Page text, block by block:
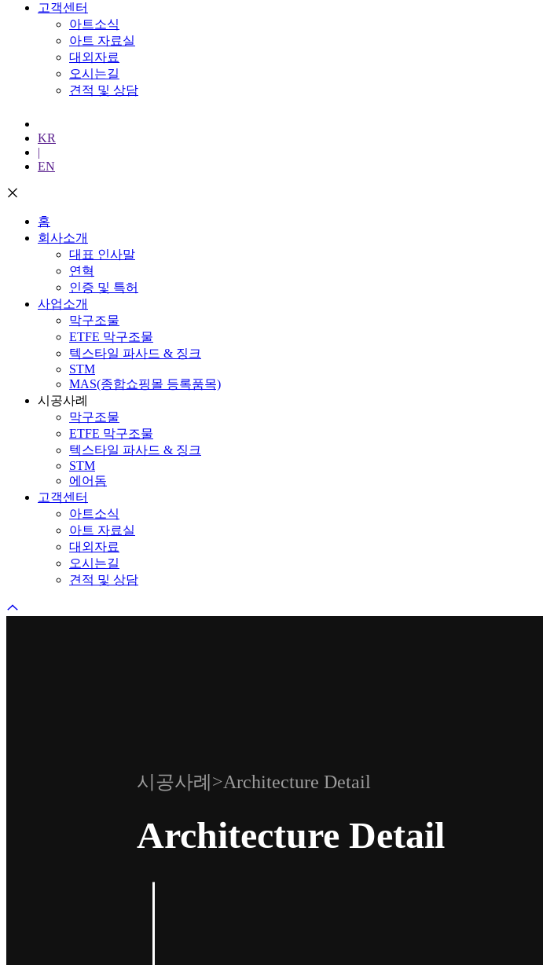
고객센터
아트소식
아트 자료실
대외자료
오시는길
견적 및 상담
KR
|
EN
홈
회사소개
대표 인사말
연혁
인증 및 특허
사업소개
막구조물
ETFE 막구조물
텍스타일 파사드 & 징크
STM
MAS(종합쇼핑몰 등록품목)
시공사례
막구조물
ETFE 막구조물
텍스타일 파사드 & 징크
STM
에어돔
고객센터
아트소식
아트 자료실
대외자료
오시는길
견적 및 상담
시공사례>Architecture Detail
Architecture Detail